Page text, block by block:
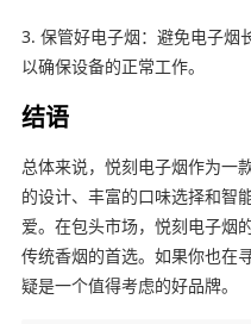
3. 保管好电子烟：避免电子烟
以确保设备的正常工作。
结语
总体来说，悦刻电子烟作为一
的设计、丰富的口味选择和智
爱。在包头市场，悦刻电子烟
传统香烟的首选。如果你也在
疑是一个值得考虑的好品牌。